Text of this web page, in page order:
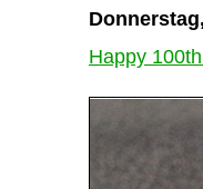
Happy